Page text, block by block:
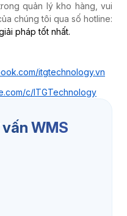
quản lý kho hàng, vui
chúng tôi qua số hotline:
pháp tốt nhất.
itgtechnology.vn
c/ITGTechnology
WMS